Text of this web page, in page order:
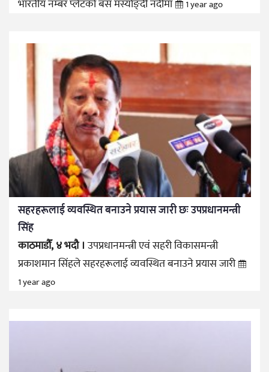
भारतीय नम्बर प्लेटको बस मर्स्याङ्दी नदीमा 1 year ago
सहरहरूलाई व्यवस्थित बनाउने प्रयास जारी छः उपप्रधानमन्त्री
सिंह
काठमाडौँ, ४ भदौ ।उपप्रधानमन्त्री एवं सहरी विकासमन्त्री
प्रकाशमान सिंहले सहरहरूलाई व्यवस्थित बनाउने प्रयास जारी
1 year ago